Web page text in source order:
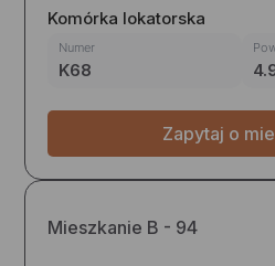
Komórka lokatorska
Numer
K68
Zapytaj o
Mieszkanie B - 94